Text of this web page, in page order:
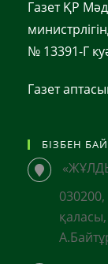
Газет ҚР
№ 13391-Г
Газет
БІЗБЕН
қаласы,